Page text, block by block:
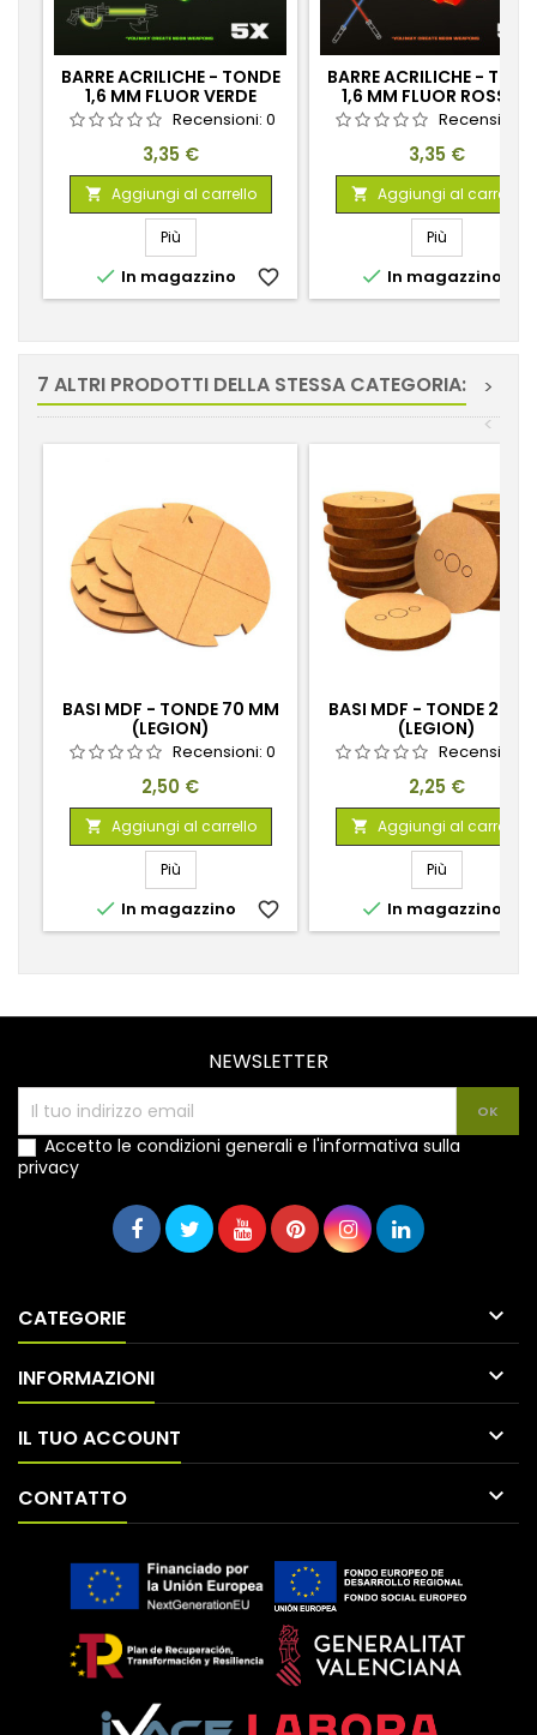
BARRE ACRILICHE - TONDE
1,6 MM FLUOR VERDE
Recensioni: 0
Prezzo
3,35 €
 Aggiungi al carrello
Più
 In magazzino favorite_border
BARRE ACRILICHE -
1,6 MM FLUOR ROSSO-
ARANCIONE
Recensioni:
Prezzo
3,35 €
 Aggiungi al carrello
Più
 In magazzino
7 ALTRI PRODOTTI DELLA STESSA CATEGORIA:
>
<
BASI MDF - TONDE 70 MM
(LEGION)
Recensioni: 0
Prezzo
2,50 €
 Aggiungi al carrello
Più
 In magazzino favorite_border
BASI MDF - TONDE 27
(LEGION)
Recensioni:
Prezzo
2,25 €
 Aggiungi al carrello
Più
 In magazzino
NEWSLETTER
Accetto le condizioni generali e l'informativa sulla
privacy
CATEGORIE 
INFORMAZIONI 
IL TUO ACCOUNT 
CONTATTO 